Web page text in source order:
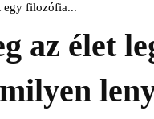
egy filozófia...
az élet